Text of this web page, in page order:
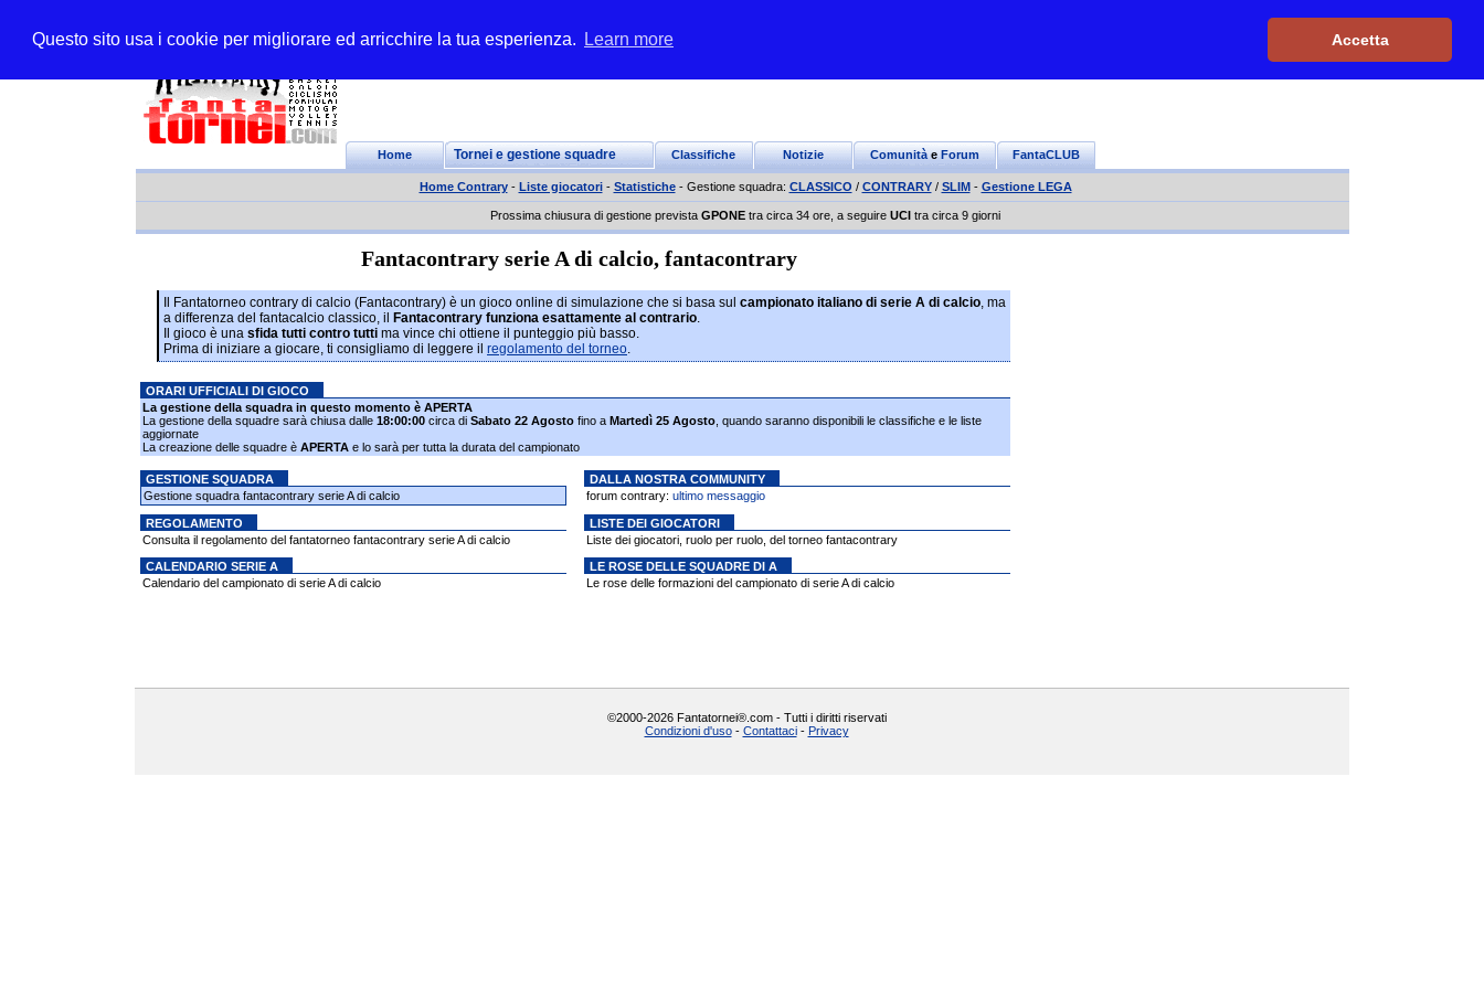
Questo sito usa i cookie per migliorare ed arricchire la tua esperienza. Learn more Accetta
Contattaci|Login|
Home Tornei e gestione squadre Classifiche Notizie Comunitàe Forum FantaCLUB
Home Contrary- Liste giocatori- Statistiche- Gestione squadra: CLASSICO / CONTRARY/ SLIM- Gestione LEGA
Prossima chiusura di gestione prevista GPONE tra circa 34 ore, a seguire UCI tra circa 9 giorni
Fantacontrary serie A di calcio, fantacontrary
Il Fantatorneo contrary di calcio (Fantacontrary) è un gioco online di simulazione che si basa sul campionato italiano di serie A di calcio, ma
a differenza del fantacalcio classico, il
Fantacontrary funziona esattamente al contrario.
Il gioco è una sfida tutti contro tutti ma vince chi ottiene il punteggio più basso.
Prima di iniziare a giocare, ti consigliamo di leggere il regolamento del torneo.
ORARI UFFICIALI DI GIOCO
La gestione della squadra in questo momento è APERTA
La gestione della squadre sarà chiusa dalle 18:00:00 circa di Sabato 22 Agosto fino a Martedì 25 Agosto , quando saranno disponibili le classifiche e le liste
aggiornate
La creazione delle squadre è APERTA e lo sarà per tutta la durata del campionato
GESTIONE SQUADRA
Gestione squadra fantacontrary serie A di calcio
DALLA NOSTRA COMMUNITY
forum contrary: ultimo messaggio
REGOLAMENTO
Consulta il regolamento del fantatorneo fantacontrary serie A di calcio
LISTE DEI GIOCATORI
Liste dei giocatori, ruolo per ruolo, del torneo fantacontrary
CALENDARIO SERIE A
Calendario del campionato di serie A di calcio
LE ROSE DELLE SQUADRE DI A
Le rose delle formazioni del campionato di serie A di calcio
©2000-2026 Fantatornei®.com - Tutti i diritti riservati
Condizioni d'uso- Contattaci- Privacy